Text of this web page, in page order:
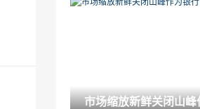
ICICI证券与据称违反股票
Sebi在Unitech违反了
市场缩放新鲜关闭山峰